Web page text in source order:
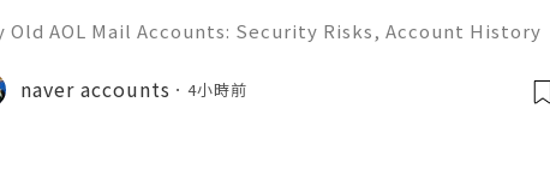
Old AOL Mail Accounts: Security Risks, Account History
24/7 Customer Support 💫💎💲💫🌐✨💎WhatsApp :+1
541-7768 💫💎💲💫🌐✨💎Telegram: @usadig
naver accounts 4小時前